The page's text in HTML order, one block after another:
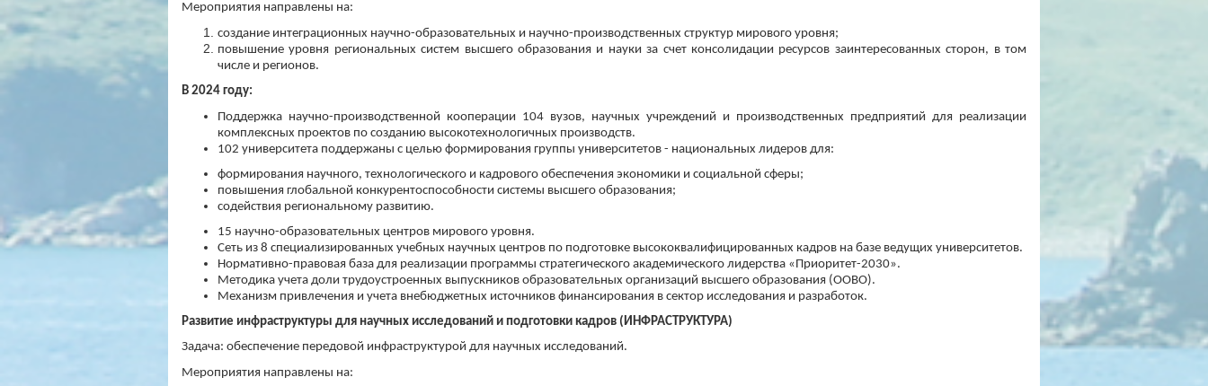
Мероприятия направлены на:
создание интеграционных научно-образовательных и научно-производственных структур мирового уровня;
повышение уровня региональных систем высшего образования и науки за счет консолидации ресурсов заинтересованных сторон, в том
числе и регионов.
В 2024 году:
Поддержка научно-производственной кооперации 104 вузов, научных учреждений и производственных предприятий для реализации
комплексных проектов по созданию высокотехнологичных производств.
102 университета поддержаны с целью формирования группы университетов - национальных лидеров для:
формирования научного, технологического и кадрового обеспечения экономики и социальной сферы;
повышения глобальной конкурентоспособности системы высшего образования;
содействия региональному развитию.
15 научно-образовательных центров мирового уровня.
Сеть из 8 специализированных учебных научных центров по подготовке высококвалифицированных кадров на базе ведущих университетов.
Нормативно-правовая база для реализации программы стратегического академического лидерства «Приоритет-2030».
Методика учета доли трудоустроенных выпускников образовательных организаций высшего образования (ООВО).
Механизм привлечения и учета внебюджетных источников финансирования в сектор исследования и разработок.
Развитие инфраструктуры для научных исследований и подготовки кадров (ИНФРАСТРУКТУРА)
Задача: обеспечение передовой инфраструктурой для научных исследований.
Мероприятия направлены на: